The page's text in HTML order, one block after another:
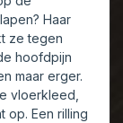
Haar
ze tegen
hoofdpijn
maar erger.
vloerkleed,
op. Een rilling